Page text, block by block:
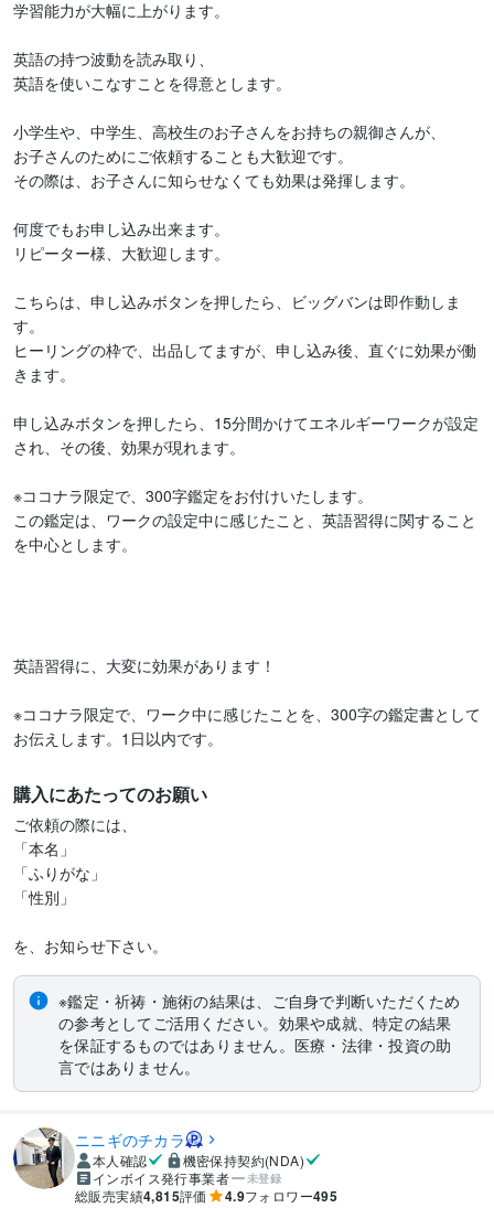
学習能力が大幅に上がります。
英語の持つ波動を読み取り、
英語を使いこなすことを得意とします。
小学生や、中学生、高校生のお子さんをお持ちの親御さんが、
お子さんのためにご依頼することも大歓迎です。
その際は、お子さんに知らせなくても効果は発揮します。
何度でもお申し込み出来ます。
リピーター様、大歓迎します。
こちらは、申し込みボタンを押したら、ビッグバンは即作動しま
す。
ヒーリングの枠で、出品してますが、申し込み後、直ぐに効果が働
きます。
申し込みボタンを押したら、15分間かけてエネルギーワークが設定
され、その後、効果が現れます。
※ココナラ限定で、300字鑑定をお付けいたします。
この鑑定は、ワークの設定中に感じたこと、英語習得に関すること
を中心とします。
英語習得に、大変に効果があります！
※ココナラ限定で、ワーク中に感じたことを、300字の鑑定書として
お伝えします。1日以内です。
購入にあたってのお願い
ご依頼の際には、
「本名」
「ふりがな」
「性別」
を、お知らせ下さい。
※鑑定・祈祷・施術の結果は、ご自身で判断いただくため
の参考としてご活用ください。効果や成就、特定の結果
を保証するものではありません。医療・法律・投資の助
言ではありません。
ニニギのチカラ
本人確認
機密保持契約(NDA)
インボイス発行事業者
未登録
総販売実績4,815評価 4.9フォロワー495